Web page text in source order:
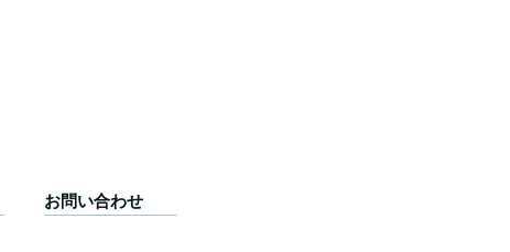
お問い合わせ